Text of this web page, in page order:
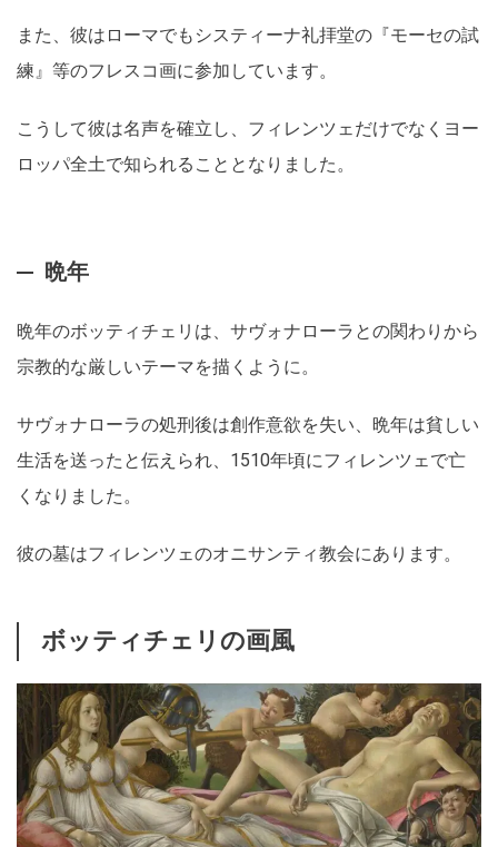
また、彼はローマでもシスティーナ礼拝堂の『モーセの試
練』等のフレスコ画に参加しています。
こうして彼は名声を確立し、フィレンツェだけでなくヨー
ロッパ全土で知られることとなりました。
晩年
晩年のボッティチェリは、サヴォナローラとの関わりから
宗教的な厳しいテーマを描くように。
サヴォナローラの処刑後は創作意欲を失い、 晩年は貧しい
生活を送ったと伝えられ、1510年頃にフィレンツェで亡
くなりました。
彼の墓はフィレンツェのオニサンティ教会にあります。
ボッティチェリの画風